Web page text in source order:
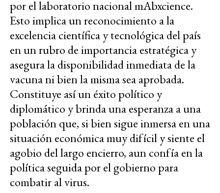
por el laboratorio nacional mAbxcience.
Esto implica un reconocimiento a la
excelencia científica y tecnológica del país
en un rubro de importancia estratégica y
asegura la disponibilidad inmediata de la
vacuna ni bien la misma sea aprobada.
Constituye así un éxito político y
diplomático y brinda una esperanza a una
población que, si bien sigue inmersa en una
situación económica muy difícil y siente el
agobio del largo encierro, aun confía en la
política seguida por el gobierno para
combatir al virus.